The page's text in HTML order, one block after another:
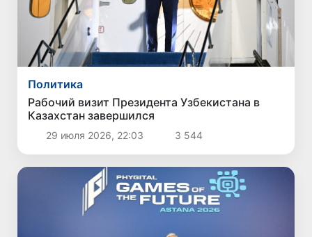
Политика
Рабочий визит Президента Узбекистана в
Казахстан завершился
29 июля 2026, 22:03 3 544